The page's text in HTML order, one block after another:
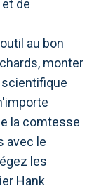
de
au bon
monter
scientifique
la comtesse
avec le
les
Hank